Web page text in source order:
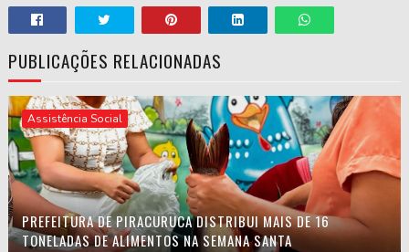
PUBLICAÇÕES RELACIONADAS
Assistência Social
PREFEITURA DE PIRACURUCA DISTRIBUI MAIS DE 16
TONELADAS DE ALIMENTOS NA SEMANA SANTA